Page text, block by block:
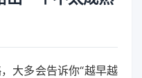
大多会告诉你“越早越